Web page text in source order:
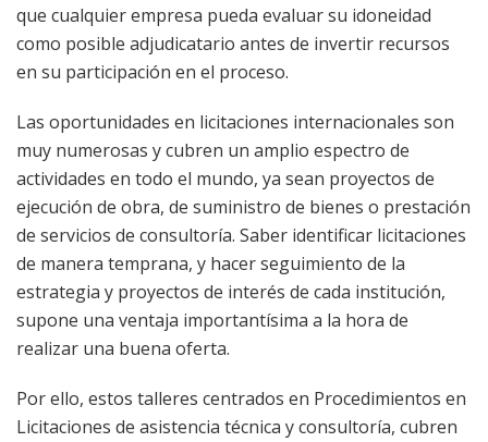
que cualquier empresa pueda evaluar su idoneidad
como posible adjudicatario antes de invertir recursos
en su participación en el proceso.
Las oportunidades en licitaciones internacionales son
muy numerosas y cubren un amplio espectro de
actividades en todo el mundo, ya sean proyectos de
ejecución de obra, de suministro de bienes o prestación
de servicios de consultoría. Saber identificar licitaciones
de manera temprana, y hacer seguimiento de la
estrategia y proyectos de interés de cada institución,
supone una ventaja importantísima a la hora de
realizar una buena oferta.
Por ello, estos talleres centrados en Procedimientos en
Licitaciones de asistencia técnica y consultoría, cubren